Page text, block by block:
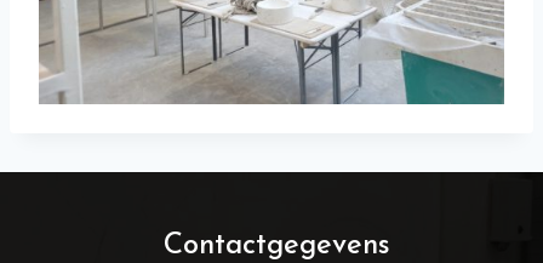
Contactgegevens